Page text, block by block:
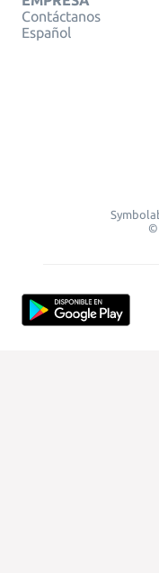
Contáctanos
Español
©